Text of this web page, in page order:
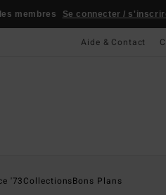
membres Se connecter /
Aide & Contact
'73CollectionsBons Plans